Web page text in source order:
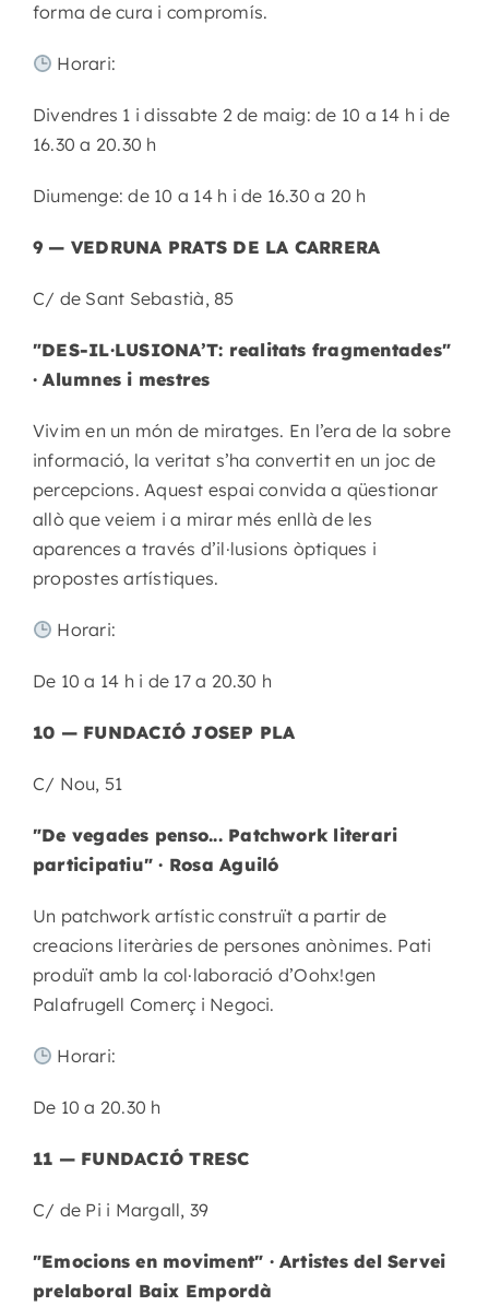
forma de cura i compromís.
Horari:
Divendres 1 i dissabte 2 de maig: de 10 a 14 h i de
16.30 a 20.30 h
Diumenge: de 10 a 14 h i de 16.30 a 20 h
9 — VEDRUNA PRATS DE LA CARRERA
C/ de Sant Sebastià, 85
"DES-IL·LUSIONA’T: realitats fragmentades"
· Alumnes i mestres
Vivim en un món de miratges. En l’era de la sobre
informació, la veritat s’ha convertit en un joc de
percepcions. Aquest espai convida a qüestionar
allò que veiem i a mirar més enllà de les
aparences a través d’il·lusions òptiques i
propostes artístiques.
Horari:
De 10 a 14 h i de 17 a 20.30 h
10 — FUNDACIÓ JOSEP PLA
C/ Nou, 51
"De vegades penso... Patchwork literari
participatiu" · Rosa Aguiló
Un patchwork artístic construït a partir de
creacions literàries de persones anònimes. Pati
produït amb la col·laboració d’Oohx!gen
Palafrugell Comerç i Negoci.
Horari:
De 10 a 20.30 h
11 — FUNDACIÓ TRESC
C/ de Pi i Margall, 39
"Emocions en moviment" · Artistes del Servei
prelaboral Baix Empordà